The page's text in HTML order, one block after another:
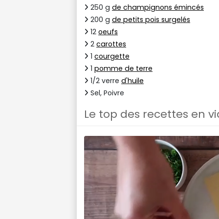
250 g de champignons émincés
200 g de petits pois surgelés
12 oeufs
2 carottes
1 courgette
1 pomme de terre
1/2 verre d'huile
Sel, Poivre
Le top des recettes en